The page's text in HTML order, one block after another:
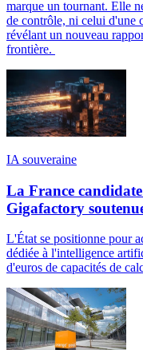
marque un tournant. Elle
de contrôle, ni celui d'une
révélant un nouveau
frontière.
IA souveraine
La France
Gigafactory
L'État se positionne pour
dédiée à l'intelligence
d'euros de capacités de